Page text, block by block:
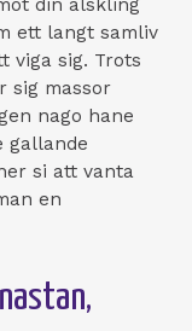
din alskling
ett langt samliv
viga sig. Trots
sig massor
nago hane
gallande
si att vanta
en